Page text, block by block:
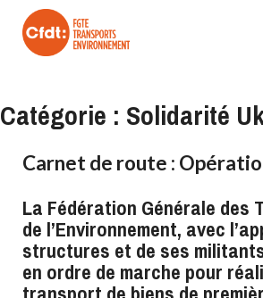
content
Valider
Catégorie : Solidarité
Carnet de route :
La Fédération Générale des
de l’Environnement, avec
structures et de ses
en ordre de marche pour